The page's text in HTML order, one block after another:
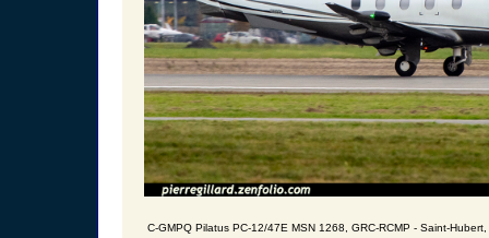
C-GMPQ Pilatus PC-12/47E MSN 1268, GRC-RCMP - Saint-